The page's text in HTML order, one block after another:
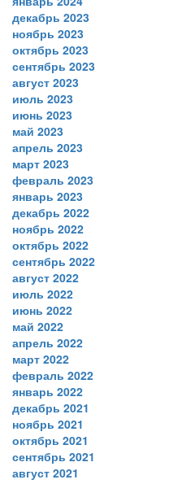
декабрь 2023
ноябрь 2023
октябрь 2023
сентябрь 2023
август 2023
июль 2023
июнь 2023
май 2023
апрель 2023
март 2023
февраль 2023
январь 2023
декабрь 2022
ноябрь 2022
октябрь 2022
сентябрь 2022
август 2022
июль 2022
июнь 2022
май 2022
апрель 2022
март 2022
февраль 2022
январь 2022
декабрь 2021
ноябрь 2021
октябрь 2021
сентябрь 2021
август 2021